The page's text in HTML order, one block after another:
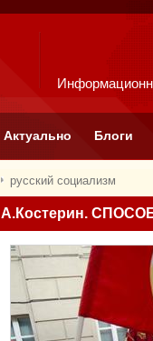
Актуально Блоги
русский социализм
А.Костерин.